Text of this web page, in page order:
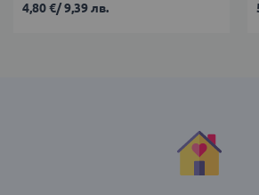
4,80 €/9,39 лв.